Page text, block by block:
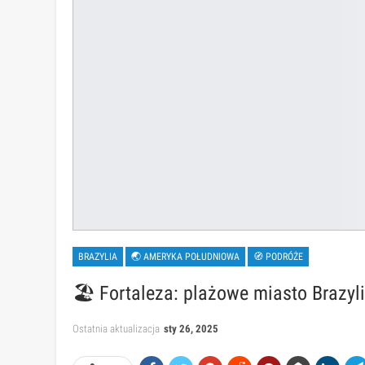
BRAZYLIA 🌏 AMERYKA POŁUDNIOWA 🧭 PODRÓŻE
🏖️ Fortaleza: plażowe miasto
Ostatnia aktualizacja sty 26, 2025